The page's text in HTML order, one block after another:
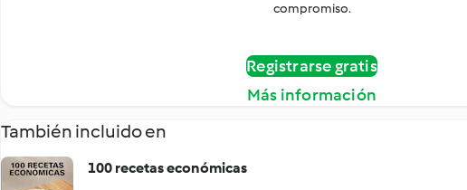
compromiso.
Registrarse gratis
Más información
También incluido en
100 recetas económicas